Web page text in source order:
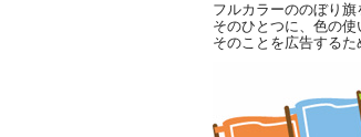
フルカラーののぼり旗
そのひとつに、色の
そのことを広告する